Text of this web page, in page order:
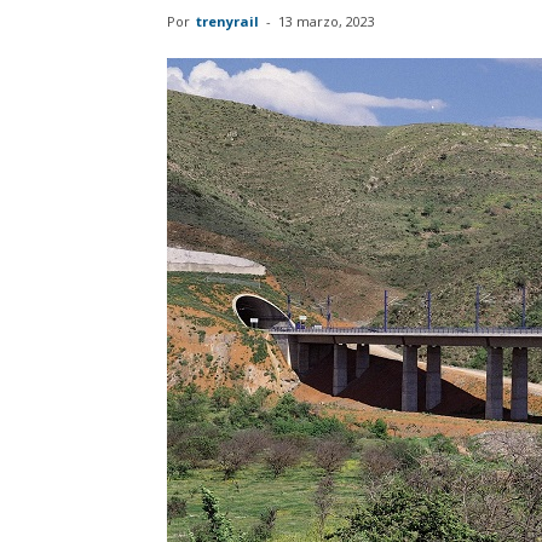
Por trenyrail - 13 marzo, 2023